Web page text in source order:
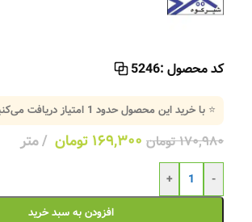
کد محصول :5246
⭐ با خرید این محصول حدود 1 امتیاز دریافت
۱۷۰,۹۸۰تومان ۱۶۹,۳۰۰ تومان متر
-
+
افزودن به سبد خرید